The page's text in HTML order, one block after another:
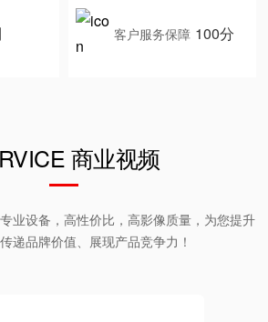
客户服务保障 100分
商业视频
业设备，高性价比，高影像质量，为您提升
递品牌价值、展现产品竞争力！